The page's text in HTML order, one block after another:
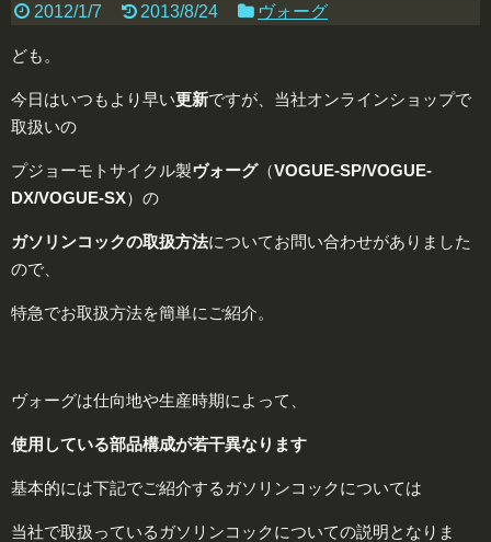
2012/1/7 2013/8/24 ヴォーグ
ども。
今日はいつもより早い更新ですが、当社オンラインショップで
取扱いの
プジョーモトサイクル製ヴォーグ（VOGUE-SP/VOGUE-
DX/VOGUE-SX）の
ガソリンコックの取扱方法についてお問い合わせがありました
ので、
特急でお取扱方法を簡単にご紹介。
ヴォーグは仕向地や生産時期によって、
使用している部品構成が若干異なります
基本的には下記でご紹介するガソリンコックについては
当社で取扱っているガソリンコックについての説明となりま